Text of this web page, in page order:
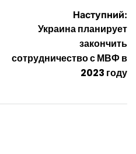
Наступний:
Украина планирует
закончить
сотрудничество с МВФ в
2023 году